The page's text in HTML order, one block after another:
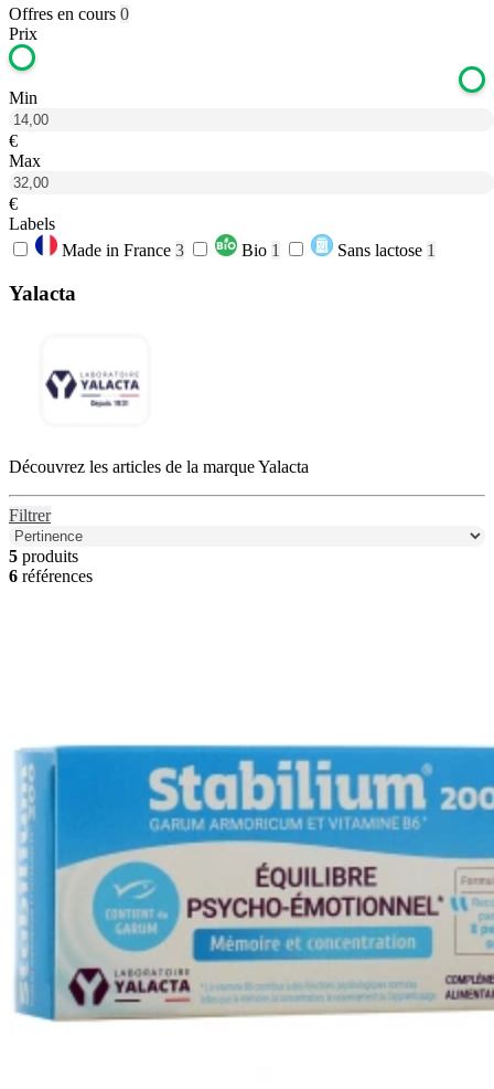
Offres en cours 0
Prix
Min
€
Max
€
Labels
Made in France 3 Bio 1 Sans lactose 1
Yalacta
Découvrez les articles de la marque Yalacta
Filtrer
5 produits
6 références